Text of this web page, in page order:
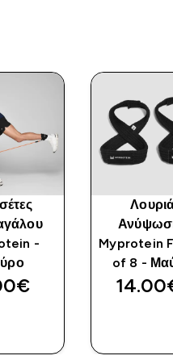
-
Myprotein
of 8 -